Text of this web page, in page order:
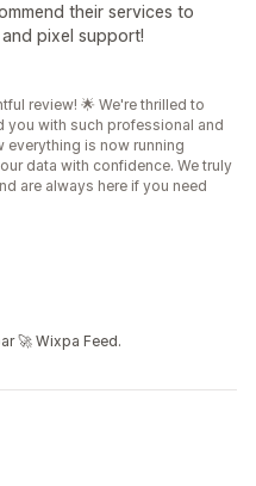
their services to
pixel support!
review! 🌟 We're thrilled to
you with such professional and
is now running
data with confidence. We truly
are always here if you need
🚀 Wixpa Feed.